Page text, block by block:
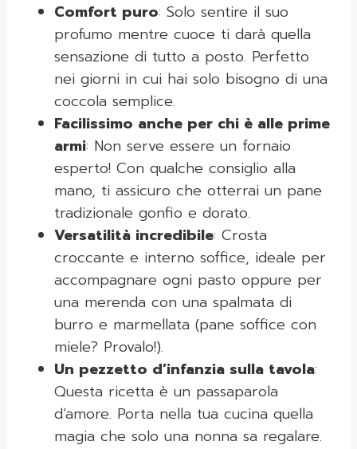
Comfort puro: Solo sentire il suo
profumo mentre cuoce ti darà quella
sensazione di tutto a posto. Perfetto
nei giorni in cui hai solo bisogno di una
coccola semplice.
Facilissimo anche per chi è alle prime
armi: Non serve essere un fornaio
esperto! Con qualche consiglio alla
mano, ti assicuro che otterrai un pane
tradizionale gonfio e dorato.
Versatilità incredibile: Crosta
croccante e interno soffice, ideale per
accompagnare ogni pasto oppure per
una merenda con una spalmata di
burro e marmellata (pane soffice con
miele? Provalo!).
Un pezzetto d’infanzia sulla tavola:
Questa ricetta è un passaparola
d’amore. Porta nella tua cucina quella
magia che solo una nonna sa regalare.